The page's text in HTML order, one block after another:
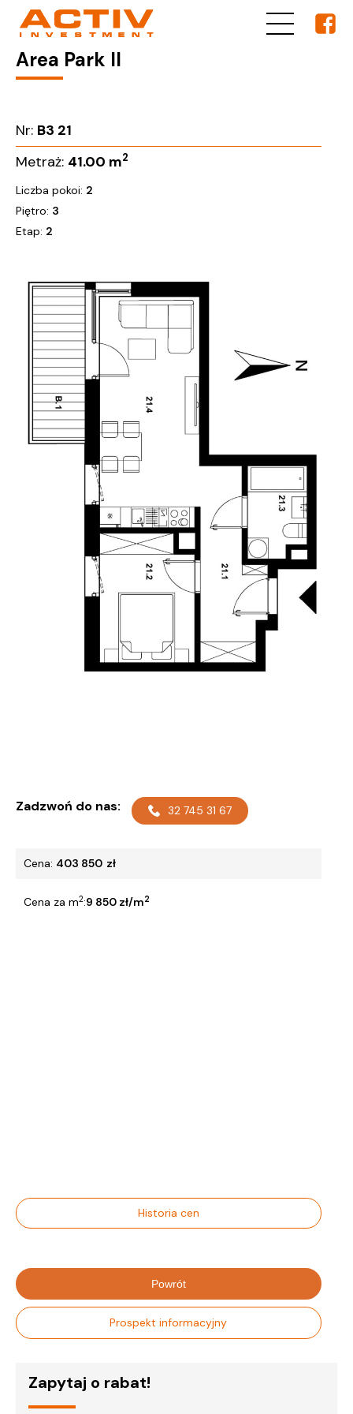
Area Park II
Nr: B3 21
Metraż: 41.00 m2
Liczba pokoi: 2
Piętro: 3
Etap: 2
Zadzwoń do nas: 32 745 31 67
Cena: 403 850 zł
Cena za m2:9 850 zł/m2
Historia cen
Powrót
Prospekt informacyjny
Zapytaj o rabat!